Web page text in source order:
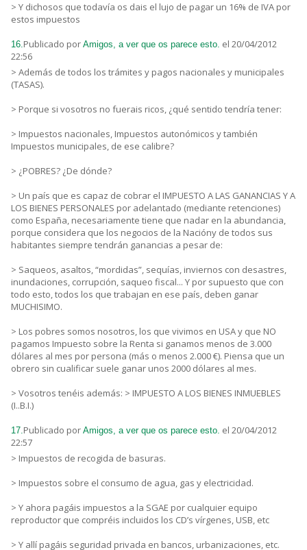
> Y dichosos que todavía os dais el lujo de pagar un 16% de IVA por
estos impuestos
16.Publicado por Amigos, a ver que os parece esto. el 20/04/2012
22:56
> Además de todos los trámites y pagos nacionales y municipales
(TASAS).
> Porque si vosotros no fuerais ricos, ¿qué sentido tendría tener:
> Impuestos nacionales, Impuestos autonómicos y también
Impuestos municipales, de ese calibre?
> ¿POBRES? ¿De dónde?
> Un país que es capaz de cobrar el IMPUESTO A LAS GANANCIAS Y A
LOS BIENES PERSONALES por adelantado (mediante retenciones)
como España, necesariamente tiene que nadar en la abundancia,
porque considera que los negocios de la Nacióny de todos sus
habitantes siempre tendrán ganancias a pesar de:
> Saqueos, asaltos, “mordidas”, sequías, inviernos con desastres,
inundaciones, corrupción, saqueo fiscal... Y por supuesto que con
todo esto, todos los que trabajan en ese país, deben ganar
MUCHISIMO.
> Los pobres somos nosotros, los que vivimos en USA y que NO
pagamos Impuesto sobre la Renta si ganamos menos de 3.000
dólares al mes por persona (más o menos 2.000 €). Piensa que un
obrero sin cualificar suele ganar unos 2000 dólares al mes.
> Vosotros tenéis además: > IMPUESTO A LOS BIENES INMUEBLES
(I..B.I.)
17.Publicado por Amigos, a ver que os parece esto. el 20/04/2012
22:57
> Impuestos de recogida de basuras.
> Impuestos sobre el consumo de agua, gas y electricidad.
> Y ahora pagáis impuestos a la SGAE por cualquier equipo
reproductor que compréis incluidos los CD’s vírgenes, USB, etc
> Y allí pagáis seguridad privada en bancos, urbanizaciones, etc.